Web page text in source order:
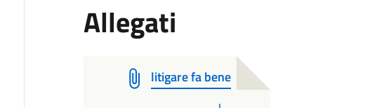
Allegati
litigare fa bene